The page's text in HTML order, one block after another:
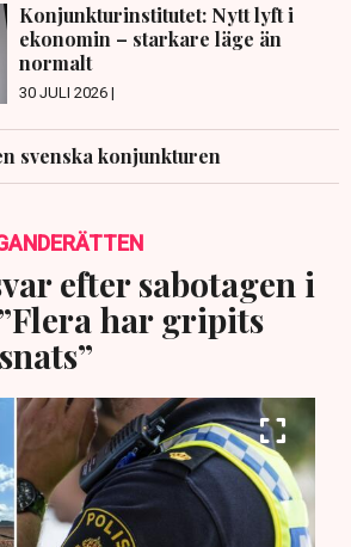
Konjunkturinstitutet: Nytt lyft i
ekonomin – starkare läge än
normalt
30 JULI 2026 |
svenska konjunkturen
efter sabotagen i
har gripits